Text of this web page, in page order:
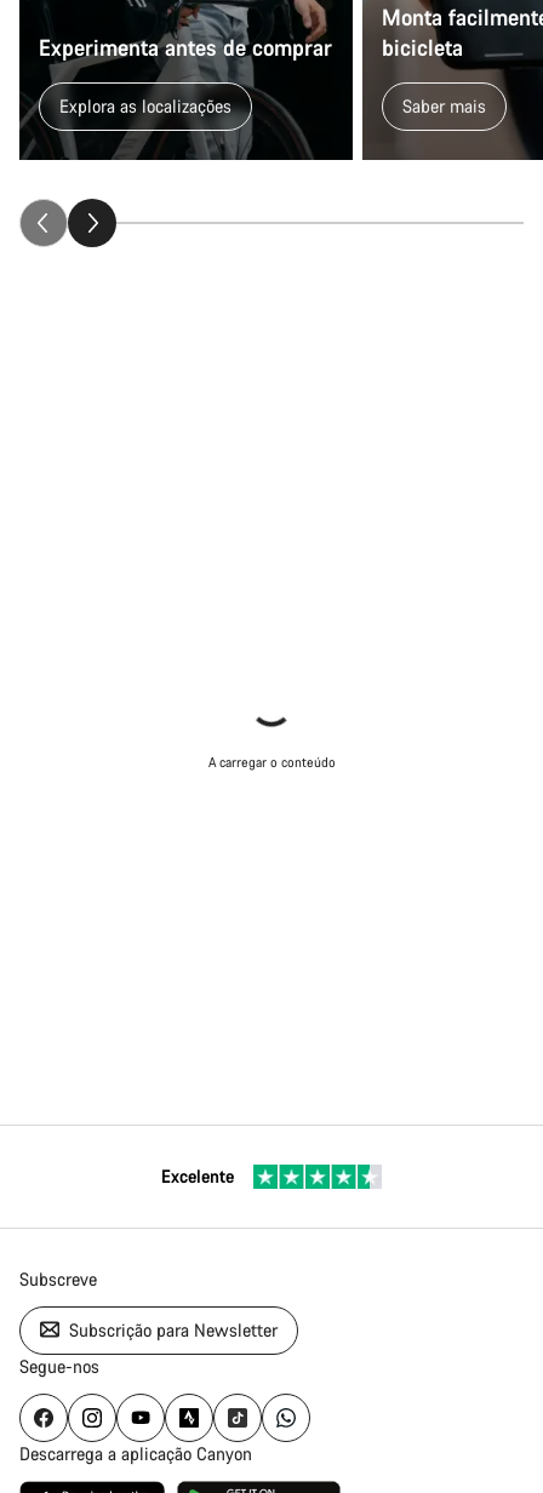
Experimenta antes de comprar
Explora as localizações
Monta
bicicleta
Saber mais
A carregar o conteúdo
Excelente
Subscreve
Subscrição para Newsletter
Segue-nos
Descarrega a aplicação Canyon